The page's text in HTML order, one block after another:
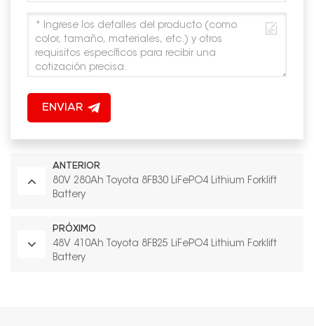
ENVIAR
ANTERIOR
80V 280Ah Toyota 8FB30 LiFePO4 Lithium Forklift
Battery
PRÓXIMO
48V 410Ah Toyota 8FB25 LiFePO4 Lithium Forklift
Battery